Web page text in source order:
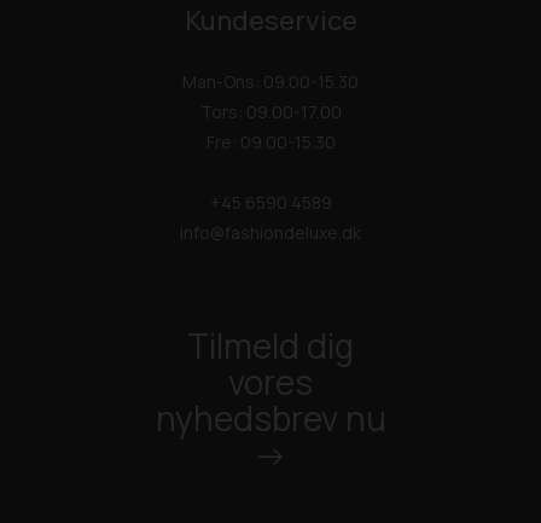
Kundeservice
Man-Ons: 09.00-15.30
Tors: 09.00-17.00
Fre: 09.00-15.30
+45 6590 4589
info@fashiondeluxe.dk
Tilmeld dig
vores
nyhedsbrev nu
->